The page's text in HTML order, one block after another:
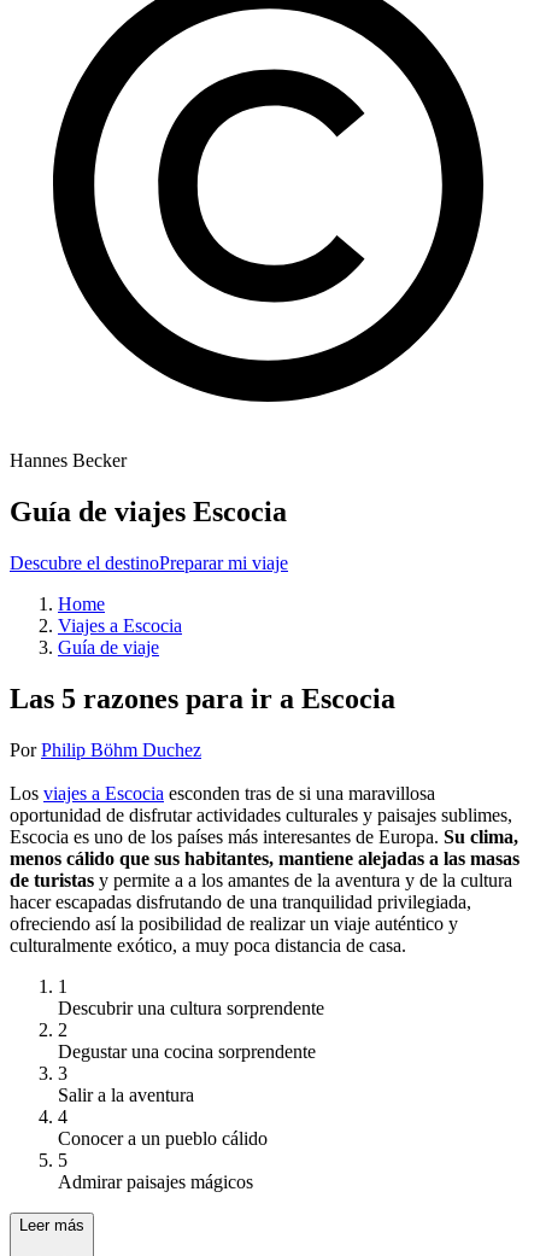
Hannes Becker
Guía de viajes Escocia
Descubre el destinoPreparar mi viaje
Home
Viajes a Escocia
Guía de viaje
Las 5 razones para ir a Escocia
PorPhilip Böhm Duchez
Los viajes a Escocia esconden tras de si una maravillosa
oportunidad de disfrutar actividades culturales y paisajes sublimes,
Escocia es uno de los países más interesantes de Europa. Su clima,
menos cálido que sus habitantes, mantiene alejadas a las masas
de turistas y permite a a los amantes de la aventura y de la cultura
hacer escapadas disfrutando de una tranquilidad privilegiada,
ofreciendo así la posibilidad de realizar un viaje auténtico y
culturalmente exótico, a muy poca distancia de casa.
1
Descubrir una cultura sorprendente
2
Degustar una cocina sorprendente
3
Salir a la aventura
4
Conocer a un pueblo cálido
5
Admirar paisajes mágicos
Leer más